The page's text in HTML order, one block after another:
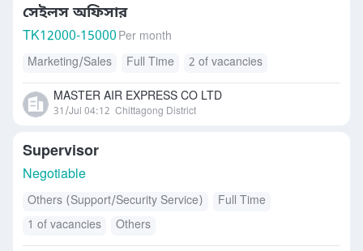
সেইলস অফিসার
TK12000-15000 Per month
Marketing/Sales
Full Time 2 of vacancies
MASTER AIR EXPRESS CO LTD
31/Jul 04:12 Chittagong District
Supervisor
Negotiable
Others (Support/Security Service)
Full Time
1 of vacancies
Others